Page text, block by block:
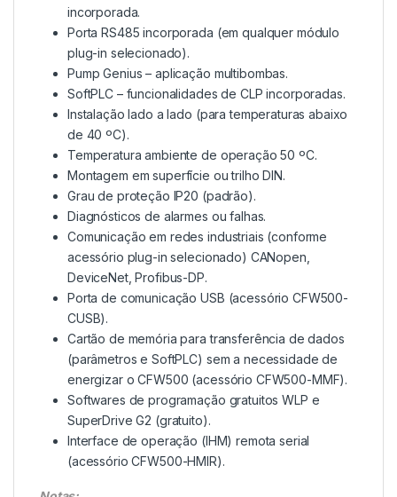
incorporada.
Porta RS485 incorporada (em qualquer módulo
plug-in selecionado).
Pump Genius – aplicação multibombas.
SoftPLC – funcionalidades de CLP incorporadas.
Instalação lado a lado (para temperaturas abaixo
de 40 ºC).
Temperatura ambiente de operação 50 ºC.
Montagem em superfície ou trilho DIN.
Grau de proteção IP20 (padrão).
Diagnósticos de alarmes ou falhas.
Comunicação em redes industriais (conforme
acessório plug-in selecionado) CANopen,
DeviceNet, Profibus-DP.
Porta de comunicação USB (acessório CFW500-
CUSB).
Cartão de memória para transferência de dados
(parâmetros e SoftPLC) sem a necessidade de
energizar o CFW500 (acessório CFW500-MMF).
Softwares de programação gratuitos WLP e
SuperDrive G2 (gratuito).
Interface de operação (IHM) remota serial
(acessório CFW500-HMIR).